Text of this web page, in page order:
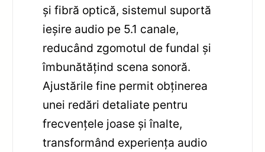
și fibră optică, sistemul suportă
ieșire audio pe 5.1 canale,
reducând zgomotul de fundal și
îmbunătățind scena sonoră.
Ajustările fine permit obținerea
unei redări detaliate pentru
frecvențele joase și înalte,
transformând experiența audio